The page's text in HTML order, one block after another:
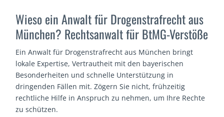
Wieso ein Anwalt für Drogenstrafrecht aus
München? Rechtsanwalt für BtMG-Verstöße
Ein Anwalt für Drogenstrafrecht aus München bringt
lokale Expertise, Vertrautheit mit den bayerischen
Besonderheiten und schnelle Unterstützung in
dringenden Fällen mit. Zögern Sie nicht, frühzeitig
rechtliche Hilfe in Anspruch zu nehmen, um Ihre Rechte
zu schützen.